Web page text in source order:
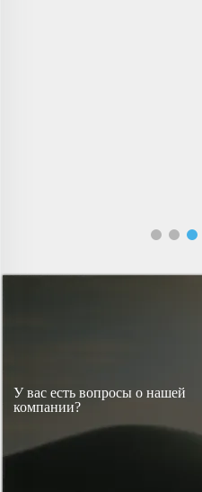
У вас есть вопросы о нашей
компании?